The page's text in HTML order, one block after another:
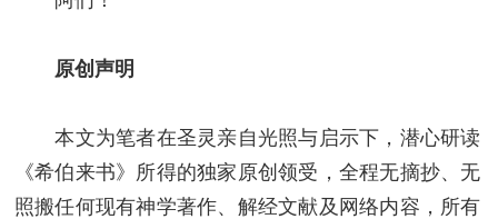
原创声明
本文为笔者在圣灵亲自光照与启示下，潜心研读
《希伯来书》所得的独家原创领受，全程无摘抄、无
照搬任何现有神学著作、解经文献及网络内容，所有